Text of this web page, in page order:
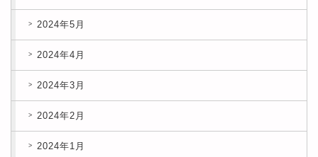
2024年5月
2024年4月
2024年3月
2024年2月
2024年1月